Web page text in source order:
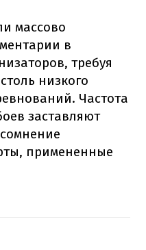
массово
в
требуя
низкого
Частота
заставляют
примененные